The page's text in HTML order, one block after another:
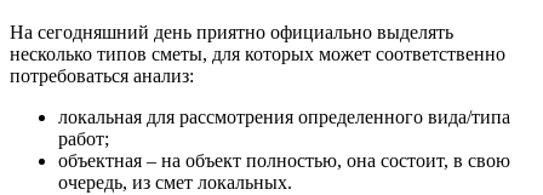
На сегодняшний день приятно официально выделять
несколько типов сметы, для которых может соответственно
потребоваться анализ:
локальная для рассмотрения определенного вида/типа
работ;
объектная – на объект полностью, она состоит, в свою
очередь, из смет локальных.